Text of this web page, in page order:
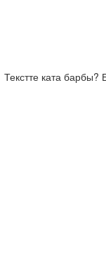
Текстте ката